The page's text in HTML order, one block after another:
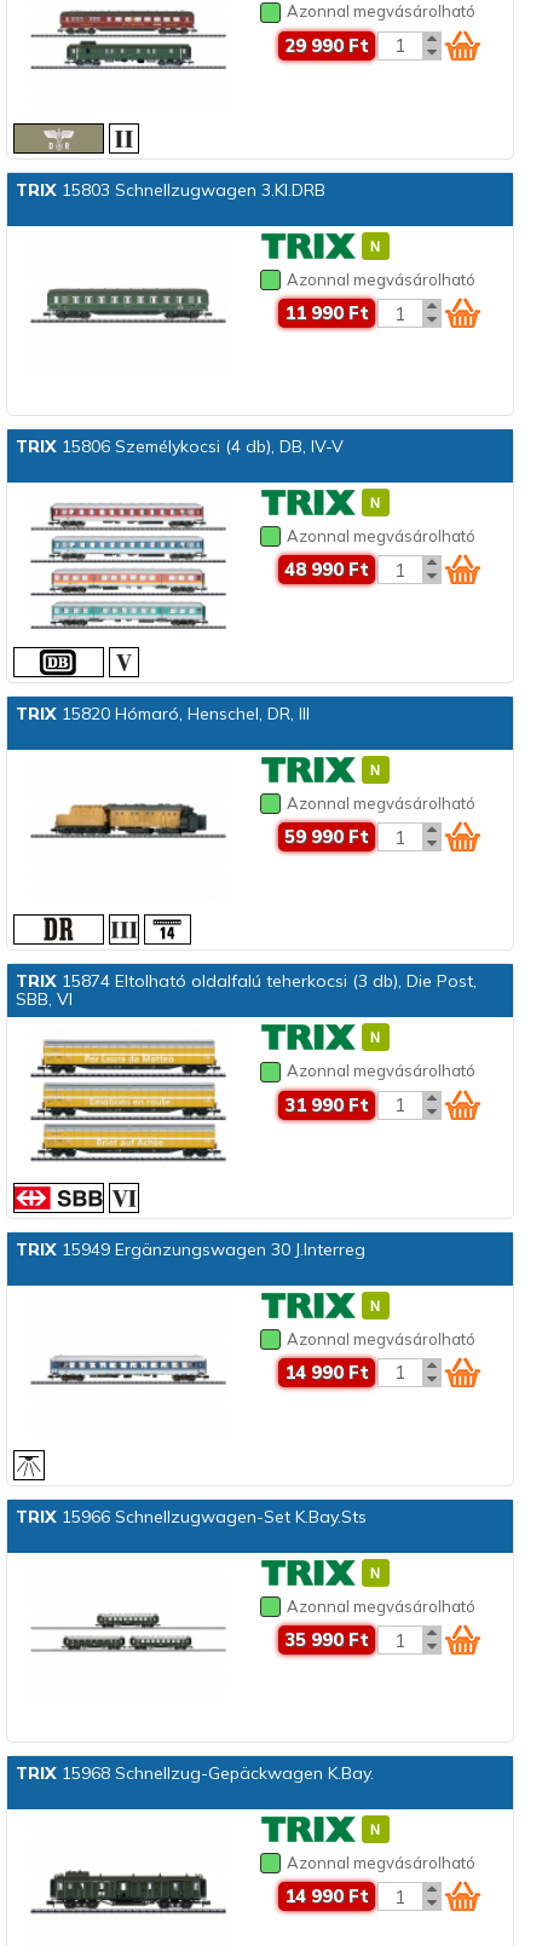
Azonnal megvásárolható
29 990 Ft
TRIX15803 Schnellzugwagen 3.Kl.DRB
Azonnal megvásárolható
11 990 Ft
TRIX15806 Személykocsi (4 db), DB, IV-V
Azonnal megvásárolható
48 990 Ft
TRIX15820 Hómaró, Henschel, DR, III
Azonnal megvásárolható
59 990 Ft
TRIX15874 Eltolható oldalfalú teherkocsi (3 db), Die Post,
SBB, VI
Azonnal megvásárolható
31 990 Ft
TRIX15949 Ergänzungswagen 30 J.Interreg
Azonnal megvásárolható
14 990 Ft
TRIX15966 Schnellzugwagen-Set K.Bay.Sts
Azonnal megvásárolható
35 990 Ft
TRIX15968 Schnellzug-Gepäckwagen K.Bay.
Azonnal megvásárolható
14 990 Ft